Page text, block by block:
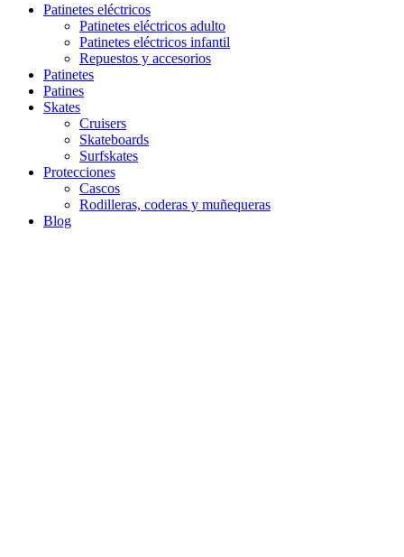
Close
Patinetes eléctricos
Patinetes eléctricos adulto
Patinetes eléctricos infantil
Repuestos y accesorios
Patinetes
Patines
Skates
Cruisers
Skateboards
Surfskates
Protecciones
Cascos
Rodilleras, coderas y muñequeras
Blog